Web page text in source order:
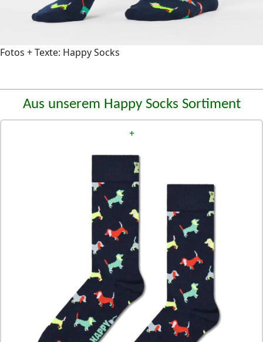
Fotos + Texte: Happy Socks
Aus unserem Happy Socks Sortiment
+